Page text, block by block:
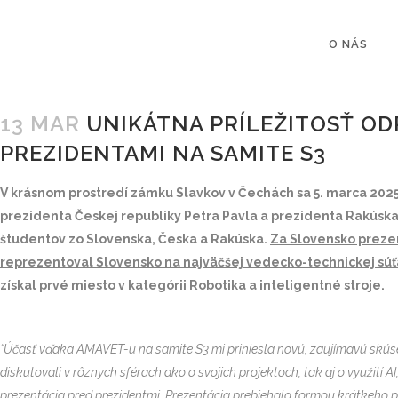
O NÁS
13 MAR UNIKÁTNA PRÍLEŽITOSŤ
PREZIDENTAMI NA SAMITE S3
V krásnom prostredí zámku Slavkov v Čechách sa 5. marca
prezidenta Českej republiky Petra Pavla a prezidenta
študentov zo Slovenska, Česka a Rakúska. Za Slovensko
reprezentoval Slovensko na najväčšej vedecko-technickej
získal prvé miesto v kategórii Robotika a inteligentné stroje.
“Účasť vďaka AMAVET-u na samite S3 mi priniesla novú, zaujímavú
diskutovali v rôznych sférach ako o svojich projektoch, tak aj o využití